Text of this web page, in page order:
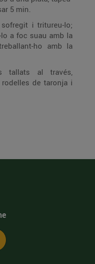
5 min.
i tritureu-lo;
ho amb la
tallats al través,
taronja i